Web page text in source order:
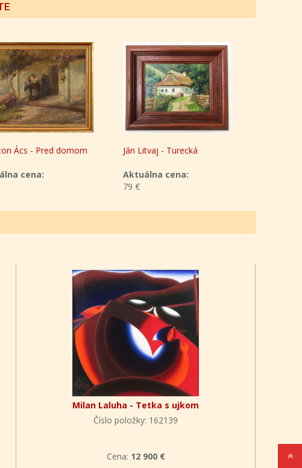
Ács - Pred domom
cena:
Ján Litvaj - Turecká
Aktuálna cena:
79 €
Milan Laluha - Tetka s ujkom
Číslo položky: 162139
Cena: 12 900 €